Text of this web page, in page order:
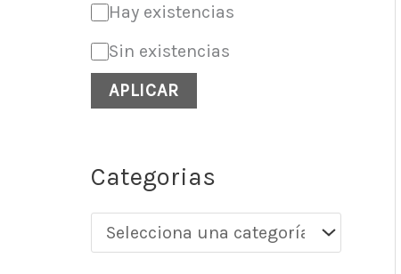
Hay existencias
Sin existencias
APLICAR
Categorias